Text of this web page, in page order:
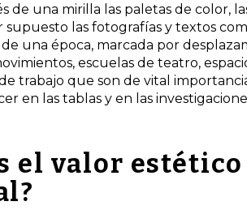
de una mirilla las paletas de color,
supuesto las fotografías y textos
una época, marcada por
escuelas de teatro,
trabajo que son de vital
en las tablas y en las
el valor